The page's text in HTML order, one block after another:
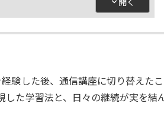
験した後、通信講座に切り替えたこ
した学習法と、日々の継続が実を結